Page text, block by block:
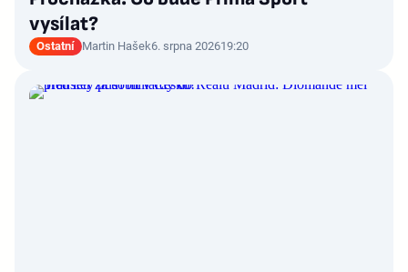
vysílat?
Ostatní Martin Hašek6. srpna 202619:20